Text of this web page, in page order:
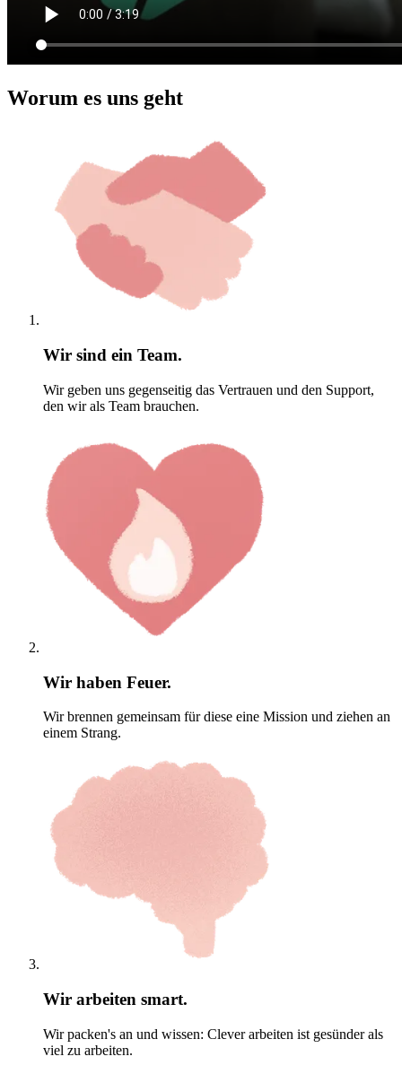
Worum es uns geht
Wir sind ein Team.
Wir geben uns gegenseitig das Vertrauen und den Support,
den wir als Team brauchen.
Wir haben Feuer.
Wir brennen gemeinsam für diese eine Mission und ziehen an
einem Strang.
Wir arbeiten smart.
Wir packen's an und wissen: Clever arbeiten ist gesünder als
viel zu arbeiten.